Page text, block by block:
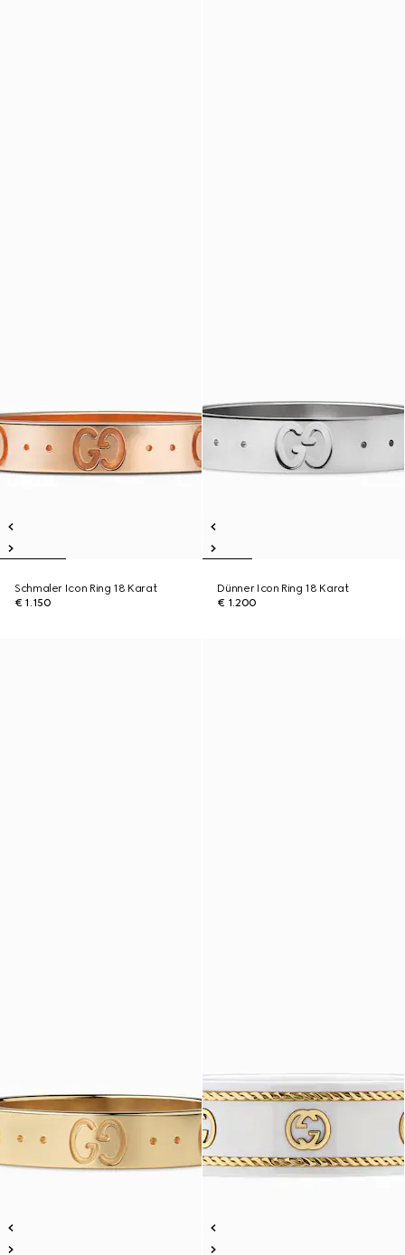
Schmaler Icon Ring 18 Karat
€ 1.150
Dünner Icon Ring 18 Karat
€ 1.200